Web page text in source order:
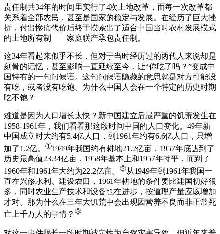
责任制共34年的时间里实行了4次土地改革，而每一次改革都
关系着全部农民，甚至是国家的稳定与发展。在经历了巨大挫
折，付出惨痛代价后终于摸索出了适合中国当时农村发展模式
的土地所有制——家庭联产承包责任制。
这34年看起来似乎不长，但对于当时经历过的两代人来说却是
刻骨的记忆，甚至影响一直延续至今，让“你吃了吗？”变成中
国特有的一句问候语。这句问候语隐藏的意思就是对方可能没
有吃，或者没有吃饱。为什么中国人会在一个特定的历史时期
吃不饱？
难道是因为人口增长太快？新中国建立后最严重的饥荒发生在
1958-1961年，我们看看那这段时间中国的人口变化。49年新
中国成立时大约有5.4亿人口，到1961年约有6.6亿人口，只增
加了1.2亿。 ①1949年我国约有耕地21.2亿亩，1957年底达到了
历史最高值23.34亿亩，1958年基本上和1957年持平，而到了
1960年和1961年大约为22.2亿亩。 ②从1949年到1961年我国一
直在兴修水利、建设农田，1961年耕地的条件要比建国初好很
多，同时农业生产技术和设备也在进步，按道理产量应该增加
才对。那为什么在三年大饥荒中会出现因营养不良而非正常死
亡上千万人的事情？ ③